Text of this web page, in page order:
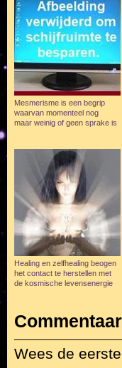
Mesmerisme is een begrip
waarvan momenteel nog
maar weinig of geen sprake is
Healing en zelfhealing beogen
het contact te herstellen met
de kosmische levensenergie
Commentaar
Wees de